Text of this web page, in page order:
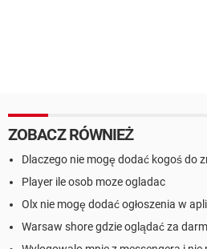
ZOBACZ RÓWNIEŻ
Dlaczego nie mogę dodać kogoś do
Player ile osob moze ogladac
Olx nie mogę dodać ogłoszenia w
Warsaw shore gdzie oglądać za